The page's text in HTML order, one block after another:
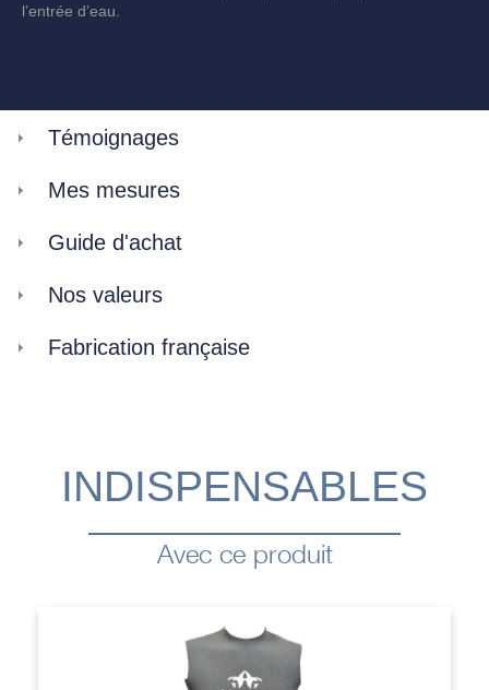
l’entrée d’eau.
Témoignages
Mes mesures
Guide d'achat
Nos valeurs
Fabrication française
INDISPENSABLES
Avec ce produit